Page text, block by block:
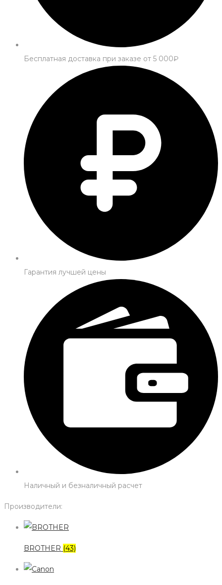
Бесплатная доставка при заказе от 5 000₽
Гарантия лучшей цены
Наличный и безналичный расчет
Производители:
BROTHER (43)